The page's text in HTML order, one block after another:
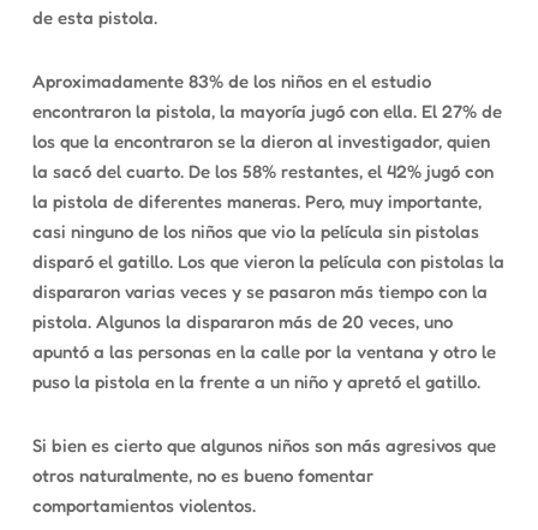
de esta pistola.
Aproximadamente 83% de los niños en el estudio
encontraron la pistola, la mayoría jugó con ella. El 27% de
los que la encontraron se la dieron al investigador, quien
la sacó del cuarto. De los 58% restantes, el 42% jugó con
la pistola de diferentes maneras. Pero, muy importante,
casi ninguno de los niños que vio la película sin pistolas
disparó el gatillo. Los que vieron la película con pistolas la
dispararon varias veces y se pasaron más tiempo con la
pistola. Algunos la dispararon más de 20 veces, uno
apuntó a las personas en la calle por la ventana y otro le
puso la pistola en la frente a un niño y apretó el gatillo.
Si bien es cierto que algunos niños son más agresivos que
otros naturalmente, no es bueno fomentar
comportamientos violentos.